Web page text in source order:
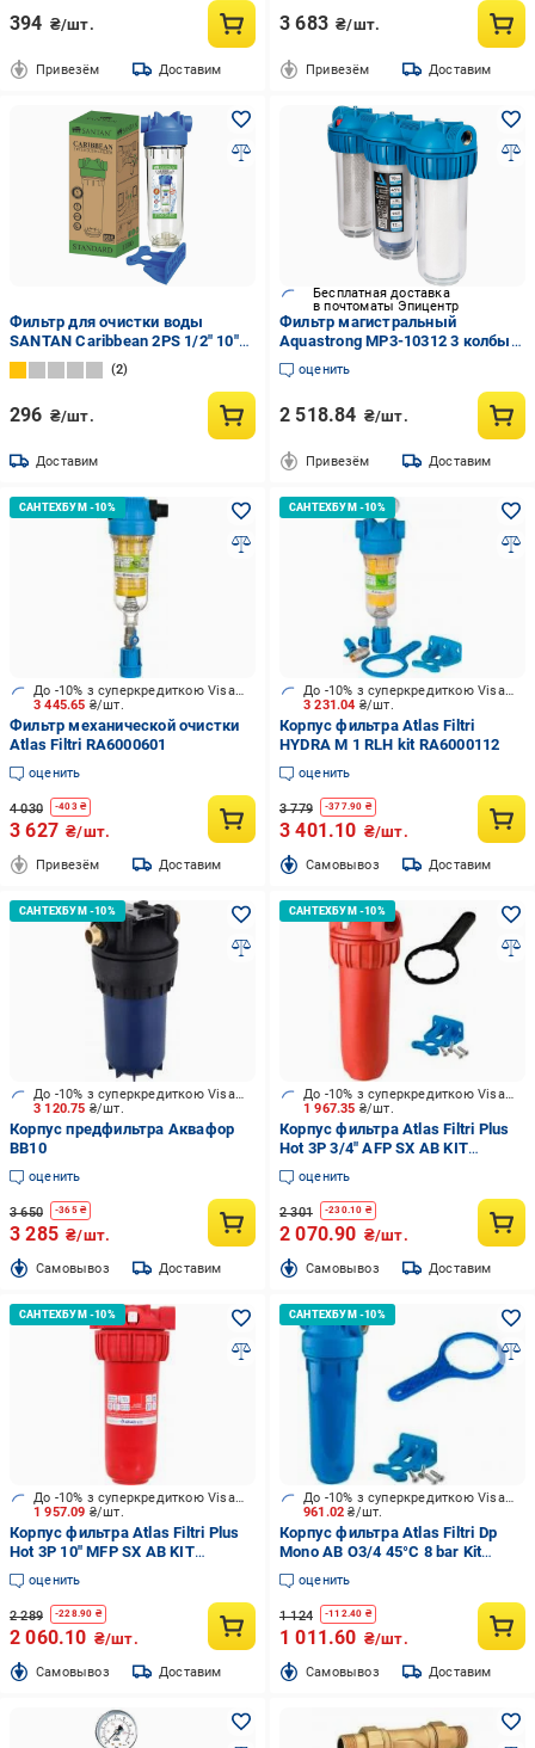
394 ₴/шт.
Привезём Доставим
3 683 ₴/шт.
Привезём Доставим
Фильтр для очистки воды
SANTAN Caribbean 2PS 1/2" 10"
(48158)
2
296 ₴/шт.
Доставим
Бесплатная доставка
в почтоматы Эпицентр
Фильтр магистральный
Aquastrong MP3-10312 3 колбы
10" резьба 1/2"
оценить
2 518.84 ₴/шт.
Привезём Доставим
3 445.65 ₴/шт.
До -10% з суперкредиткою Visa Вигода
Фильтр механической очистки
Atlas Filtri RA6000601
оценить
4 030 -403₴
3 627 ₴/шт.
Привезём Доставим
3 231.04 ₴/шт.
До -10% з суперкредиткою Visa Вигода
Корпус фильтра Atlas Filtri
HYDRA M 1 RLH kit RA6000112
оценить
3 779 -377.90 ₴
3 401.10 ₴/шт.
Cамовывоз Доставим
3 120.75 ₴/шт.
До -10% з суперкредиткою Visa Вигода
Корпус предфильтра Аквафор
BB10
оценить
3 650 -365₴
3 285 ₴/шт.
Cамовывоз Доставим
1 967.35 ₴/шт.
До -10% з суперкредиткою Visa Вигода
Корпус фильтра Atlas Filtri Plus
Hot 3P 3/4" AFP SX AB KIT
(ZA111P064)
оценить
2 301 -230.10 ₴
2 070.90 ₴/шт.
Cамовывоз Доставим
1 957.09 ₴/шт.
До -10% з суперкредиткою Visa Вигода
Корпус фильтра Atlas Filtri Plus
Hot 3P 10" MFP SX AB KIT
(ZA111P218)
оценить
2 289 -228.90 ₴
2 060.10 ₴/шт.
Cамовывоз Доставим
961.02₴/шт.
До -10% з суперкредиткою Visa Вигода
Корпус фильтра Atlas Filtri Dp
Mono AB O3/4 45°C 8 bar Kit
ZA1380402
оценить
1 124 -112.40 ₴
1 011.60 ₴/шт.
Cамовывоз Доставим